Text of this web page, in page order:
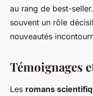
au rang de best-
souvent un rôle
nouveautés
Témoignages
Les romans